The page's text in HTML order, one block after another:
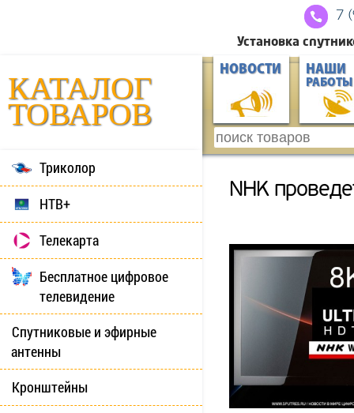
7
Установка
КАТАЛОГ
ТОВАРОВ
НОВОСТИ НАШИ
РАБОТЫ
Триколор
НТВ+
Телекарта
Бесплатное цифровое
телевидение
Спутниковые и эфирные
антенны
Кронштейны
NHK